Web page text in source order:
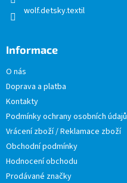
wolf.detsky.textil
Informace
O nás
Doprava a platba
Kontakty
Podmínky ochrany osobních údajů
Vrácení zboží / Reklamace zboží
Obchodní podmínky
Hodnocení obchodu
Prodávané značky